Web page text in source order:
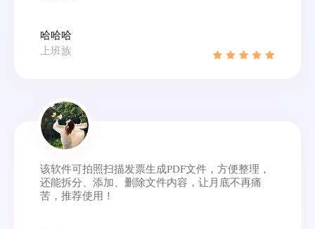
哈哈哈
上班族
该软件可拍照扫描发票生成PDF文件，方便整理，
还能拆分、添加、删除文件内容，让月底不再痛
苦，推荐使用！